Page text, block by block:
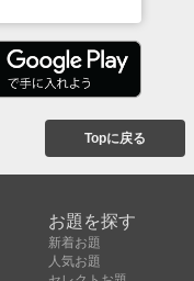
Topに戻る
お題を探す
新着お題
人気お題